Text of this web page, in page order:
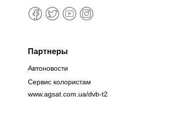
Партнеры
Автоновости
Сервис колористам
www.agsat.com.ua/dvb-t2